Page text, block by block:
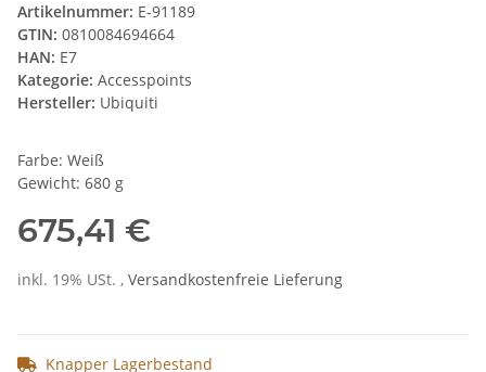
Artikelnummer: E-91189
GTIN: 0810084694664
HAN: E7
Kategorie: Accesspoints
Hersteller: Ubiquiti
Farbe: Weiß
Gewicht: 680 g
675,41 €
inkl. 19% USt. , Versandkostenfreie Lieferung
Knapper Lagerbestand